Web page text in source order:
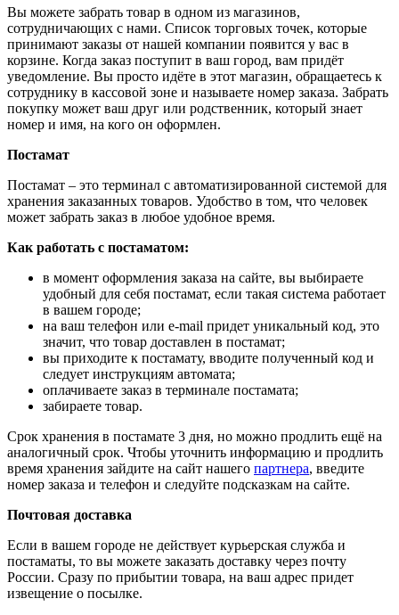
Вы можете забрать товар в одном из магазинов,
сотрудничающих с нами. Список торговых точек, которые
принимают заказы от нашей компании появится у вас в
корзине. Когда заказ поступит в ваш город, вам придёт
уведомление. Вы просто идёте в этот магазин, обращаетесь к
сотруднику в кассовой зоне и называете номер заказа. Забрать
покупку может ваш друг или родственник, который знает
номер и имя, на кого он оформлен.
Постамат
Постамат – это терминал с автоматизированной системой для
хранения заказанных товаров. Удобство в том, что человек
может забрать заказ в любое удобное время.
Как работать с постаматом:
в момент оформления заказа на сайте, вы выбираете
удобный для себя постамат, если такая система работает
в вашем городе;
на ваш телефон или e-mail придет уникальный код, это
значит, что товар доставлен в постамат;
вы приходите к постамату, вводите полученный код и
следует инструкциям автомата;
оплачиваете заказ в терминале постамата;
забираете товар.
Срок хранения в постамате 3 дня, но можно продлить ещё на
аналогичный срок. Чтобы уточнить информацию и продлить
время хранения зайдите на сайт нашего партнера, введите
номер заказа и телефон и следуйте подсказкам на сайте.
Почтовая доставка
Если в вашем городе не действует курьерская служба и
постаматы, то вы можете заказать доставку через почту
России. Сразу по прибытии товара, на ваш адрес придет
извещение о посылке.